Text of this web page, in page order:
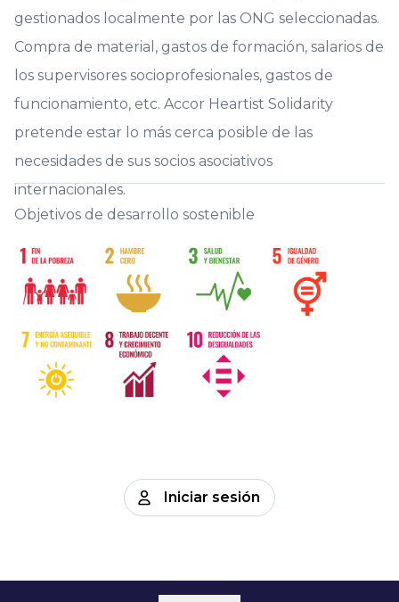
gestionados localmente por las ONG seleccionadas.
Compra de material, gastos de formación, salarios de
los supervisores socioprofesionales, gastos de
funcionamiento, etc. Accor Heartist Solidarity
pretende estar lo más cerca posible de las
necesidades de sus socios asociativos
internacionales.
Objetivos de desarrollo sostenible
Iniciar sesión